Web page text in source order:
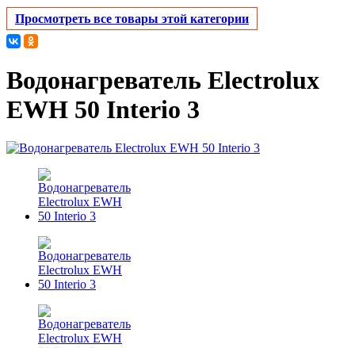
Просмотреть все товары этой категории
Водонагреватель Electrolux
EWH 50 Interio 3